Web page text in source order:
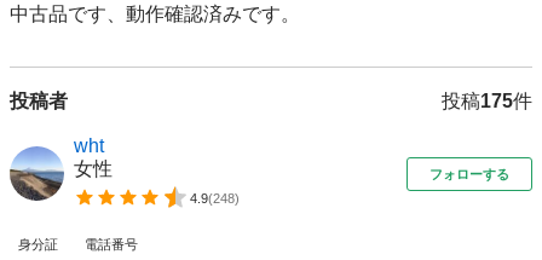
中古品です、動作確認済みです。
投稿者 投稿175件
wht
女性
4.9(248)
フォローする
身分証 電話番号